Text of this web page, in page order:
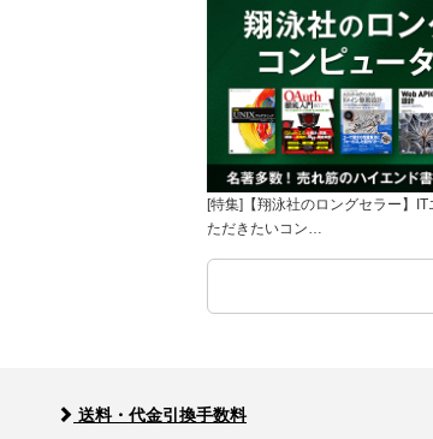
[特集]【翔泳社のロングセラー】
ただきたいコン…
送料・代金引換手数料